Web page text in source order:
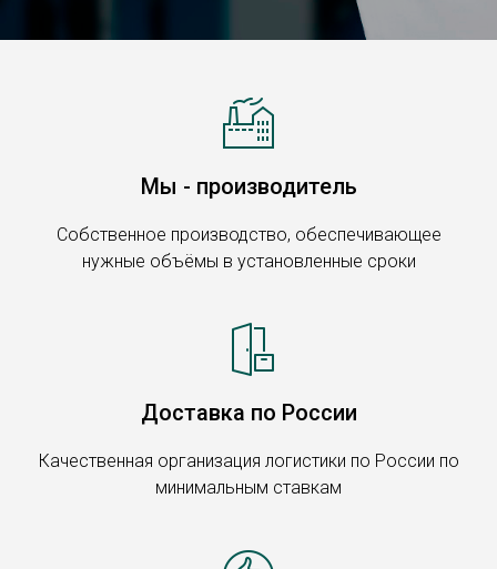
Мы - производитель
Собственное производство, обеспечивающее
нужные объёмы в установленные сроки
Доставка по России
Качественная организация логистики по России по
минимальным ставкам